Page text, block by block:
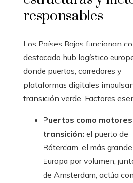
responsables
Los Países Bajos funcionan
destacado hub logístico
donde puertos, corredores y
plataformas digitales
transición verde. Factores
Puertos como motores
transición: el puerto de
Róterdam, el más
Europa por volumen,
de Amsterdam, actúa